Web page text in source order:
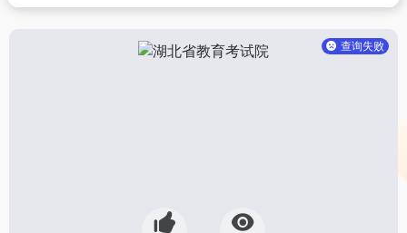
查询失败